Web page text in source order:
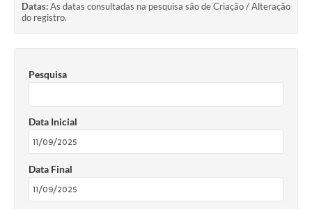
Protocolo - Instruções e modelos de requerimentos
Medicamentos disponíveis na Farmácia Municipal
Cemitérios
Editais
Ouvidoria
Datas:As datas consultadas na pesquisa são de Criação / Alteração
do registro.
Pesquisa
Data Inicial
Data Final